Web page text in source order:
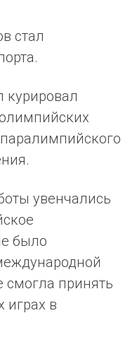
стал
курировал
увенчались
было
смогла принять
играх в